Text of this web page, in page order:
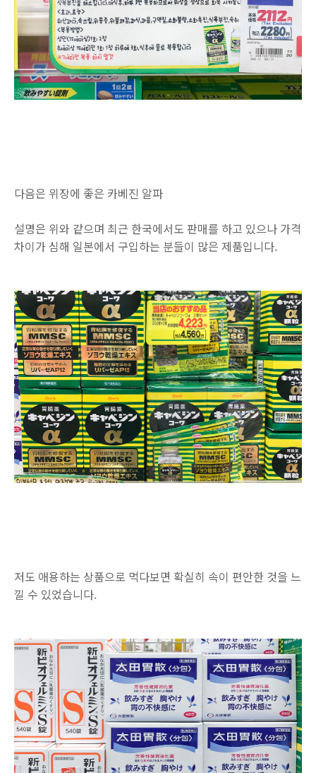
다음은 위장에 좋은 카베진 알파
설명은 위와 같으며 최근 한국에서도 판매를 하고 있으나 가격
차이가 심해 일본에서 구입하는 분들이 많은 제품입니다.
저도 애용하는 상품으로 먹다보면 확실히 속이 편안한 것을 느
낄 수 있었습니다.